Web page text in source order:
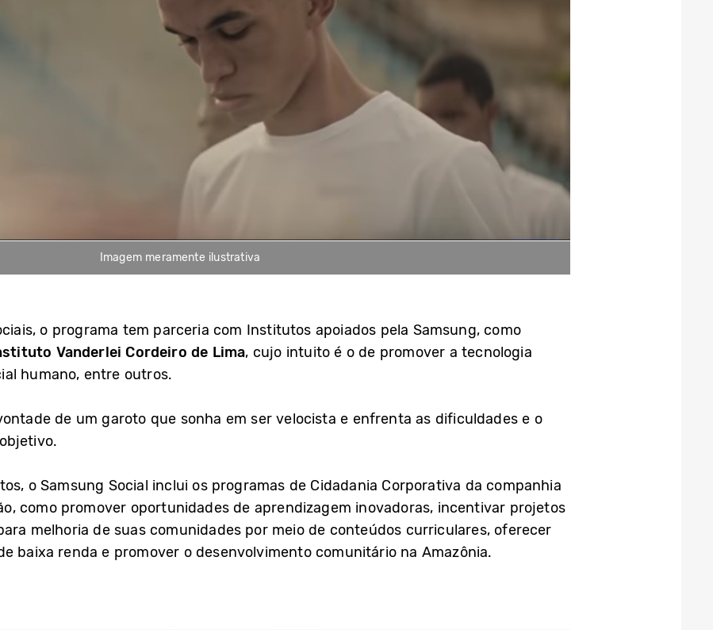
Imagem meramente ilustrativa
o programa tem parceria com Institutos apoiados pela Samsung, como
Vanderlei Cordeiro de Lima, cujo intuito é o de promover a tecnologia
humano, entre outros.
de um garoto que sonha em ser velocista e enfrenta as dificuldades e o
o Samsung Social inclui os programas de Cidadania Corporativa da companhia
como promover oportunidades de aprendizagem inovadoras, incentivar projetos
melhoria de suas comunidades por meio de conteúdos curriculares, oferecer
baixa renda e promover o desenvolvimento comunitário na Amazônia.